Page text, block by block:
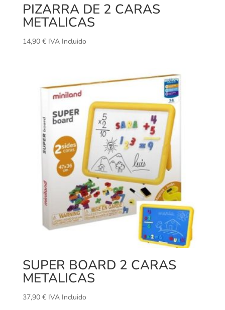
PIZARRA DE 2 CARAS
METALICAS
14,90 € IVA Incluido
SUPER BOARD 2 CARAS
METALICAS
37,90 € IVA Incluido